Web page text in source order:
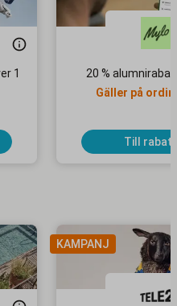
1
20 %
Gäller på
Till
KAMPANJ